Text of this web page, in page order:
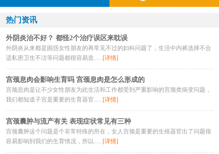
热门资讯
外阴炎治不好？ 都怪2个治疗误区来耽误
外阴炎从来都是困惑女性朋友的再常见不过的妇科问题了，生活中内裤选择不合
适私密卫生不洁等问题都很容易造......[详情]
宫颈息肉会影响生育吗 宫颈息肉是怎么形成的
宫颈息肉是让不少女性朋友为此生活和工作都受到严重影响的宫颈类病变问题，
我们都知道子宫是重要的生育器官......[详情]
宫颈囊肿与流产有关 表现症状常见有三种
宫颈囊肿这个问题是个非常特殊的所在，女人宫颈是重要的生殖器官出了问题很
容易影响到我们的生育情况，所以......[详情]